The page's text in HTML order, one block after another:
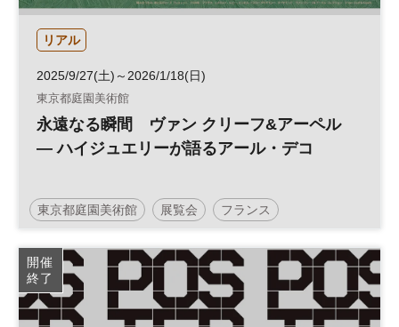
リアル
2025/9/27(土)～2026/1/18(日)
東京都庭園美術館
永遠なる瞬間 ヴァン クリーフ&アーペル
— ハイジュエリーが語るアール・デコ
東京都庭園美術館 展覧会 フランス
開催
終了